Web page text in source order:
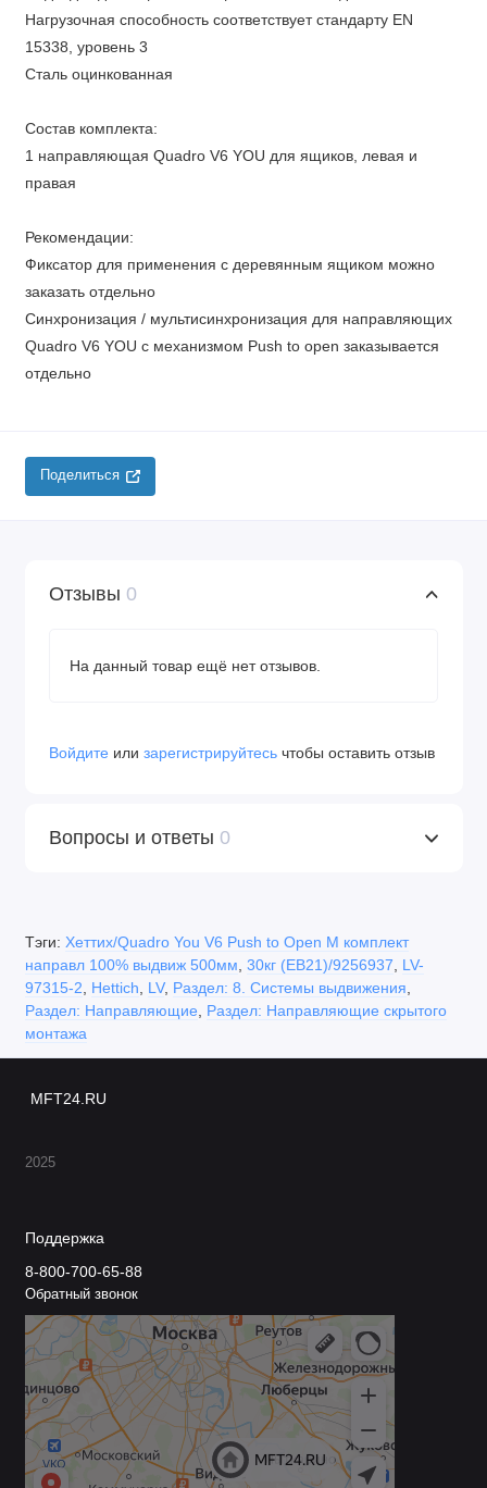
Нагрузочная способность соответствует стандарту EN
15338, уровень 3
Сталь оцинкованная
Состав комплекта:
1 направляющая Quadro V6 YOU для ящиков, левая и
правая
Рекомендации:
Фиксатор для применения с деревянным ящиком можно
заказать отдельно
Синхронизация / мультисинхронизация для направляющих
Quadro V6 YOU с механизмом Push to open заказывается
отдельно
Поделиться
Отзывы 0
На данный товар ещё нет отзывов.
Войдите или зарегистрируйтесь чтобы оставить отзыв
Вопросы и ответы 0
Тэги: Хеттих/Quadro You V6 Push to Open M комплект
направл 100% выдвиж 500мм, 30кг (EB21)/9256937, LV-
97315-2, Hettich, LV, Раздел: 8. Системы выдвижения,
Раздел: Направляющие, Раздел: Направляющие скрытого
монтажа
MFT24.RU
2025
Поддержка
8-800-700-65-88
Обратный звонок